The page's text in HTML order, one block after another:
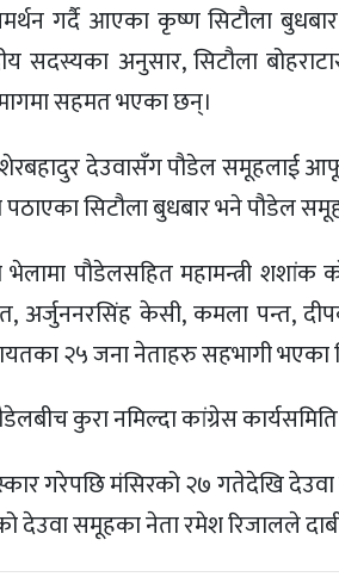
गर्दै आएका कृष्ण सिटौला
सदस्यका अनुसार, सिटौला
सहमत भएका छन्।
देउवासँग पौडेल समूहलाई
सिटौला बुधबार भने पौडेल
भेलामा पौडेलसहित महामन्त्री शशांक
अर्जुननरसिंह केसी, कमला पन्त, दीपक
२५ जना नेताहरु सहभागी भएका
कुरा नमिल्दा कांग्रेस
गरेपछि मंसिरको २७ गतेदेखि
देउवा समूहका नेता रमेश रिजालले